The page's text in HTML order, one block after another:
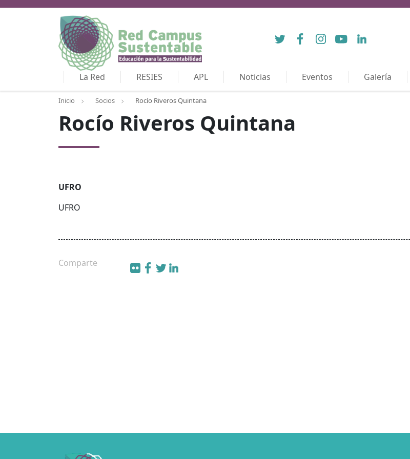
Twitter FacebookInstagramYouTubeLinkedIn
La Red RESIES APL Noticias Eventos Galería
Inicio Socios Rocío Riveros Quintana
Rocío Riveros Quintana
UFRO
UFRO
Comparte